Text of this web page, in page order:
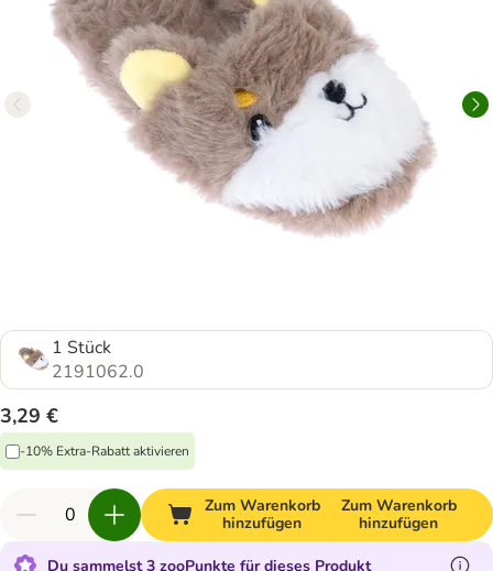
1 Stück
2191062.0
3,29 €
-10% Extra-Rabatt aktivieren
Zum Warenkorb
hinzufügen
Zum Warenkorb
hinzufügen
Du sammelst 3 zooPunkte für dieses Produkt